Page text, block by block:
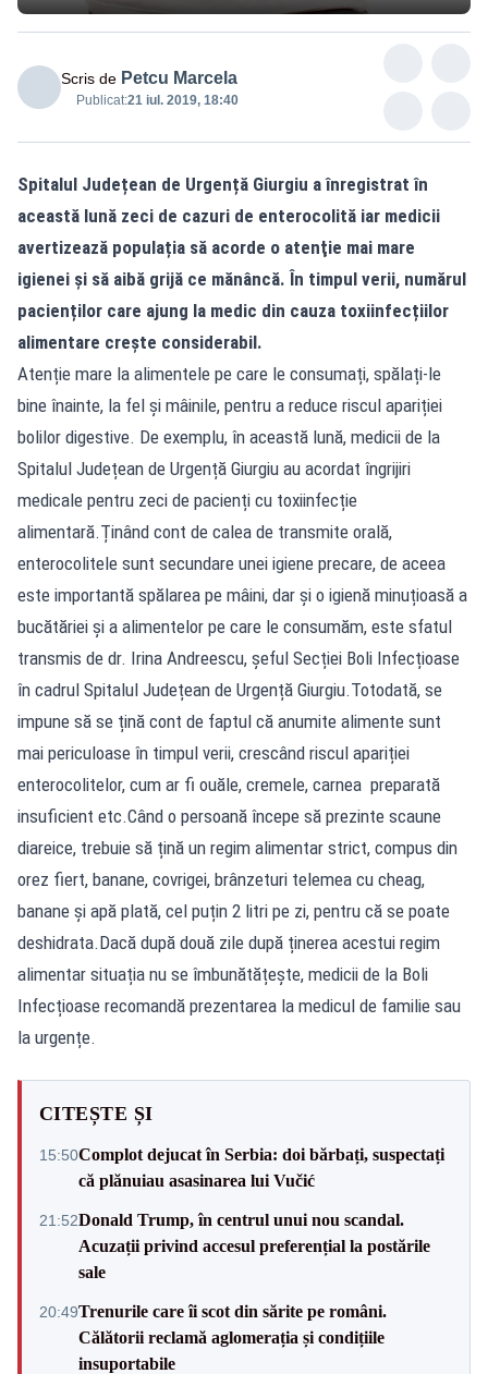
Scris de Petcu Marcela
Publicat:21 iul. 2019, 18:40
Spitalul Județean de Urgență Giurgiu a înregistrat în
această lună zeci de cazuri de enterocolită iar medicii
avertizează populația să acorde o atenţie mai mare
igienei şi să aibă grijă ce mănâncă. În timpul verii, numărul
pacienților care ajung la medic din cauza toxiinfecțiilor
alimentare crește considerabil.
Atenție mare la alimentele pe care le consumați, spălați-le
bine înainte, la fel și mâinile, pentru a reduce riscul apariției
bolilor digestive. De exemplu, în această lună, medicii de la
Spitalul Județean de Urgență Giurgiu au acordat îngrijiri
medicale pentru zeci de pacienți cu toxiinfecție
alimentară.Ținând cont de calea de transmite orală,
enterocolitele sunt secundare unei igiene precare, de aceea
este importantă spălarea pe mâini, dar și o igienă minuțioasă a
bucătăriei și a alimentelor pe care le consumăm, este sfatul
transmis de dr. Irina Andreescu, șeful Secției Boli Infecțioase
în cadrul Spitalul Județean de Urgență Giurgiu.Totodată, se
impune să se țină cont de faptul că anumite alimente sunt
mai periculoase în timpul verii, crescând riscul apariției
enterocolitelor, cum ar fi ouăle, cremele, carnea preparată
insuficient etc.Când o persoană începe să prezinte scaune
diareice, trebuie să țină un regim alimentar strict, compus din
orez fiert, banane, covrigei, brânzeturi telemea cu cheag,
banane și apă plată, cel puțin 2 litri pe zi, pentru că se poate
deshidrata.Dacă după două zile după ținerea acestui regim
alimentar situația nu se îmbunătățește, medicii de la Boli
Infecțioase recomandă prezentarea la medicul de familie sau
la urgențe.
CITEȘTE ȘI
15:50Complot dejucat în Serbia: doi bărbați, suspectați
că plănuiau asasinarea lui Vučić
21:52Donald Trump, în centrul unui nou scandal.
Acuzații privind accesul preferențial la postările
sale
20:49Trenurile care îi scot din sărite pe români.
Călătorii reclamă aglomerația și condițiile
insuportabile